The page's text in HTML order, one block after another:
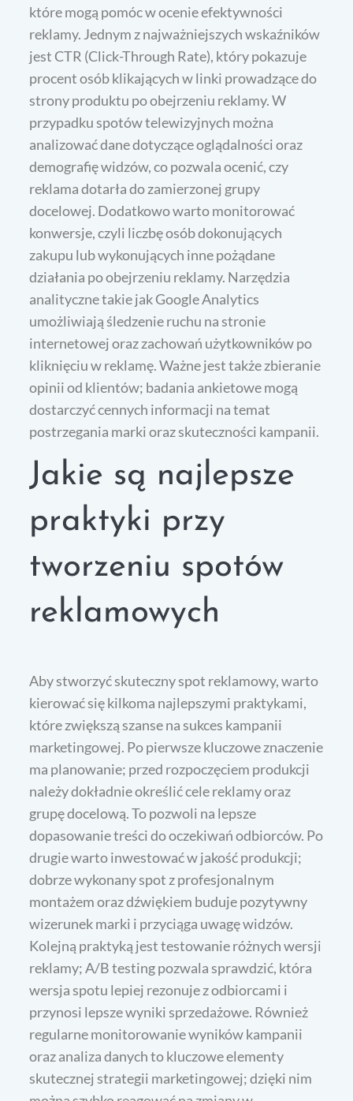
które mogą pomóc w ocenie efektywności
reklamy. Jednym z najważniejszych wskaźników
jest CTR (Click-Through Rate), który pokazuje
procent osób klikających w linki prowadzące do
strony produktu po obejrzeniu reklamy. W
przypadku spotów telewizyjnych można
analizować dane dotyczące oglądalności oraz
demografię widzów, co pozwala ocenić, czy
reklama dotarła do zamierzonej grupy
docelowej. Dodatkowo warto monitorować
konwersje, czyli liczbę osób dokonujących
zakupu lub wykonujących inne pożądane
działania po obejrzeniu reklamy. Narzędzia
analityczne takie jak Google Analytics
umożliwiają śledzenie ruchu na stronie
internetowej oraz zachowań użytkowników po
kliknięciu w reklamę. Ważne jest także zbieranie
opinii od klientów; badania ankietowe mogą
dostarczyć cennych informacji na temat
postrzegania marki oraz skuteczności kampanii.
Jakie są najlepsze
praktyki przy
tworzeniu spotów
reklamowych
Aby stworzyć skuteczny spot reklamowy, warto
kierować się kilkoma najlepszymi praktykami,
które zwiększą szanse na sukces kampanii
marketingowej. Po pierwsze kluczowe znaczenie
ma planowanie; przed rozpoczęciem produkcji
należy dokładnie określić cele reklamy oraz
grupę docelową. To pozwoli na lepsze
dopasowanie treści do oczekiwań odbiorców. Po
drugie warto inwestować w jakość produkcji;
dobrze wykonany spot z profesjonalnym
montażem oraz dźwiękiem buduje pozytywny
wizerunek marki i przyciąga uwagę widzów.
Kolejną praktyką jest testowanie różnych wersji
reklamy; A/B testing pozwala sprawdzić, która
wersja spotu lepiej rezonuje z odbiorcami i
przynosi lepsze wyniki sprzedażowe. Również
regularne monitorowanie wyników kampanii
oraz analiza danych to kluczowe elementy
skutecznej strategii marketingowej; dzięki nim